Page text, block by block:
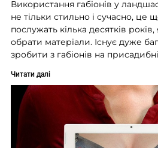
Використання габіонів у
не тільки стильно і сучасно, це
послужать кілька десятків
обрати матеріали. Існує дуже
зробити з габіонів на
Читати далі